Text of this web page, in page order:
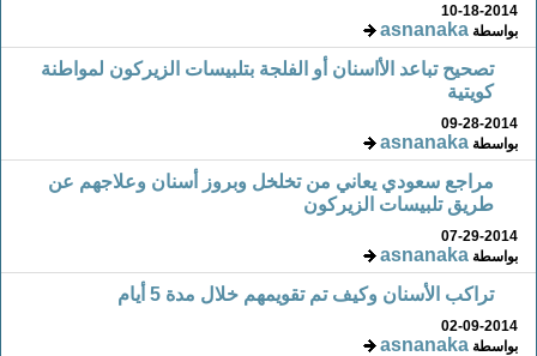
10-18-2014
بواسطةasnanaka
تصحيح تباعد الأاسنان أو الفلجة بتلبيسات الزيركون لمواطنة
كويتية
09-28-2014
بواسطةasnanaka
مراجع سعودي يعاني من تخلخل وبروز أسنان وعلاجهم عن
طريق تلبيسات الزيركون
07-29-2014
بواسطةasnanaka
تراكب الأسنان وكيف تم تقويمهم خلال مدة 5 أيام
02-09-2014
بواسطةasnanaka